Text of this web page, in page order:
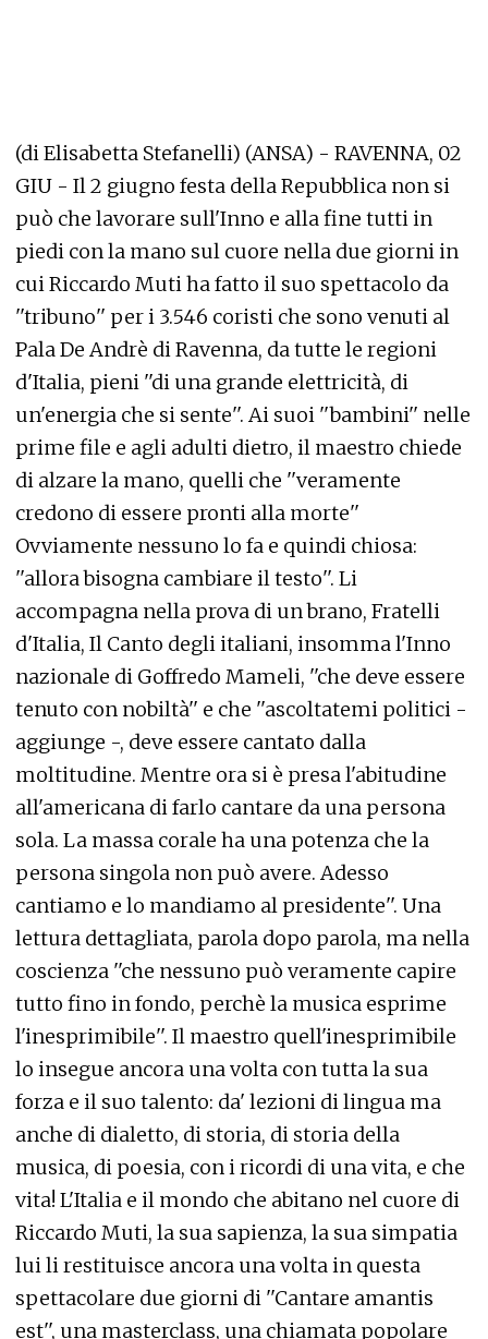
(di Elisabetta Stefanelli) (ANSA) - RAVENNA, 02
GIU - Il 2 giugno festa della Repubblica non si
può che lavorare sull'Inno e alla fine tutti in
piedi con la mano sul cuore nella due giorni in
cui Riccardo Muti ha fatto il suo spettacolo da
''tribuno'' per i 3.546 coristi che sono venuti al
Pala De Andrè di Ravenna, da tutte le regioni
d'Italia, pieni ''di una grande elettricità, di
un'energia che si sente''. Ai suoi ''bambini'' nelle
prime file e agli adulti dietro, il maestro chiede
di alzare la mano, quelli che ''veramente
credono di essere pronti alla morte''
Ovviamente nessuno lo fa e quindi chiosa:
''allora bisogna cambiare il testo''. Li
accompagna nella prova di un brano, Fratelli
d'Italia, Il Canto degli italiani, insomma l'Inno
nazionale di Goffredo Mameli, ''che deve essere
tenuto con nobiltà'' e che ''ascoltatemi politici -
aggiunge -, deve essere cantato dalla
moltitudine. Mentre ora si è presa l'abitudine
all'americana di farlo cantare da una persona
sola. La massa corale ha una potenza che la
persona singola non può avere. Adesso
cantiamo e lo mandiamo al presidente''. Una
lettura dettagliata, parola dopo parola, ma nella
coscienza ''che nessuno può veramente capire
tutto fino in fondo, perchè la musica esprime
l'inesprimibile''. Il maestro quell'inesprimibile
lo insegue ancora una volta con tutta la sua
forza e il suo talento: da' lezioni di lingua ma
anche di dialetto, di storia, di storia della
musica, di poesia, con i ricordi di una vita, e che
vita! L'Italia e il mondo che abitano nel cuore di
Riccardo Muti, la sua sapienza, la sua simpatia
lui li restituisce ancora una volta in questa
spettacolare due giorni di ''Cantare amantis
est'', una masterclass, una chiamata popolare